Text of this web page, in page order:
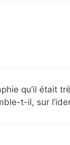
qu’il était
t-il, sur